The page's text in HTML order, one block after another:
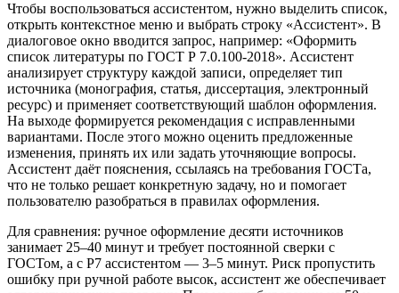
Чтобы воспользоваться ассистентом, нужно выделить список,
открыть контекстное меню и выбрать строку «Ассистент». В
диалоговое окно вводится запрос, например: «Оформить
список литературы по ГОСТ Р 7.0.100-2018». Ассистент
анализирует структуру каждой записи, определяет тип
источника (монография, статья, диссертация, электронный
ресурс) и применяет соответствующий шаблон оформления.
На выходе формируется рекомендация с исправленными
вариантами. После этого можно оценить предложенные
изменения, принять их или задать уточняющие вопросы.
Ассистент даёт пояснения, ссылаясь на требования ГОСТа,
что не только решает конкретную задачу, но и помогает
пользователю разобраться в правилах оформления.
Для сравнения: ручное оформление десяти источников
занимает 25–40 минут и требует постоянной сверки с
ГОСТом, а с Р7 ассистентом — 3–5 минут. Риск пропустить
ошибку при ручной работе высок, ассистент же обеспечивает